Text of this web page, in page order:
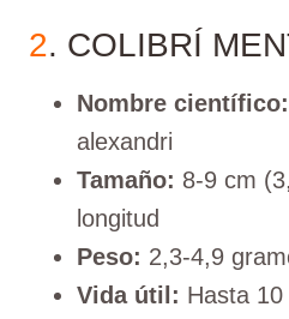
2. COLIBRÍ
Nombre científico:
alexandri
Tamaño: 8-9 cm
longitud
Peso: 2,3-4,9
Vida útil: Hasta